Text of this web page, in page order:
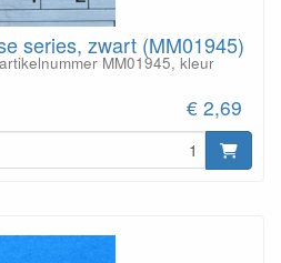
series, zwart (MM01945)
MM01945, kleur
€ 2,69